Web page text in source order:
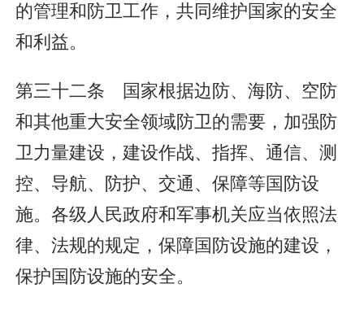
的管理和防卫工作，共同维护国家的安全
和利益。
第三十二条 国家根据边防、海防、空防
和其他重大安全领域防卫的需要，加强防
卫力量建设，建设作战、指挥、通信、测
控、导航、防护、交通、保障等国防设
施。各级人民政府和军事机关应当依照法
律、法规的规定，保障国防设施的建设，
保护国防设施的安全。